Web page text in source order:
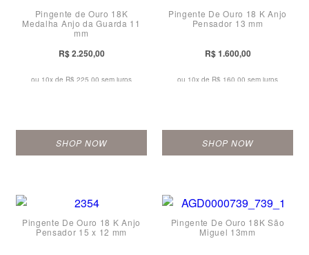
Pingente de Ouro 18K
Medalha Anjo da Guarda 11
mm
R$ 2.250,00
ou 10x de R$ 225,00 sem juros
SHOP NOW
Pingente De Ouro 18 K Anjo
Pensador 13 mm
R$ 1.600,00
ou 10x de R$ 160,00 sem juros
SHOP NOW
Pingente De Ouro 18 K Anjo
Pensador 15 x 12 mm
Pingente De Ouro 18K São
Miguel 13mm